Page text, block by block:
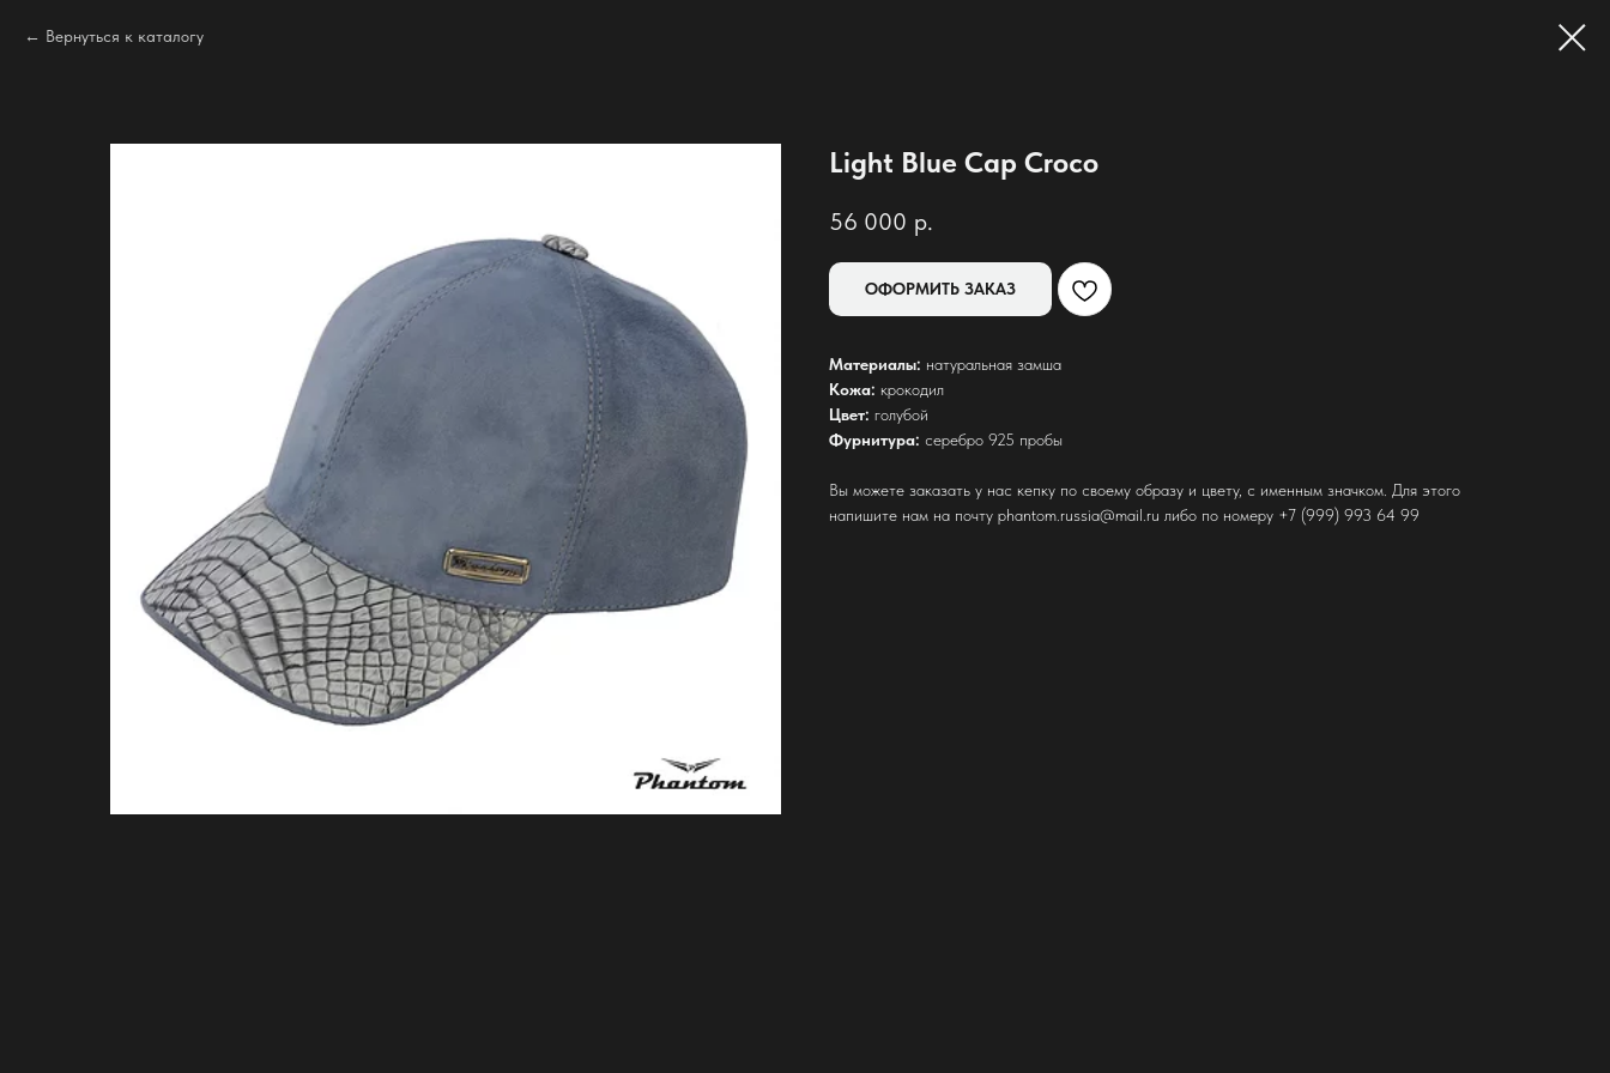
Вернуться к каталогу
Light Blue Cap Croco
56 000 р.
ОФОРМИТЬ ЗАКАЗ
Материалы: натуральная замша
Кожа: крокодил
Цвет: голубой
Фурнитура: серебро 925 пробы
Вы можете заказать у нас кепку по своему образу и цвету, с именным значком. Для этого
напишите нам на почту phantom.russia@mail.ru либо по номеру +7 (999) 993 64 99